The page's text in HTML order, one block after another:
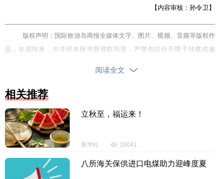
【内容审核：孙令卫】
版权声明：国际旅游岛商报全媒体文字、图片、视频、音频等版权作
品，欢迎转发，但非经本报书面授权同意，严禁包括但不限于转载或改
阅读全文
相关推荐
立秋至，福运来！
新华社 26041
八所海关保供进口电煤助力迎峰度夏